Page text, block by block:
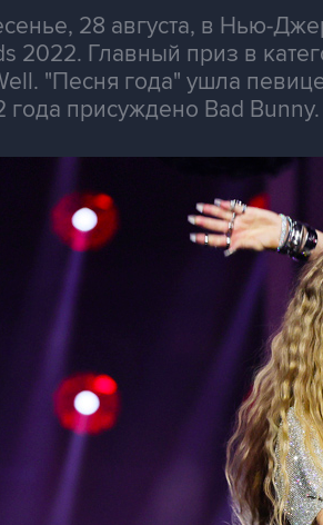
28 августа, в Нью-
2022. Главный приз в
"Песня года" ушла
года присуждено Bad Bunny.